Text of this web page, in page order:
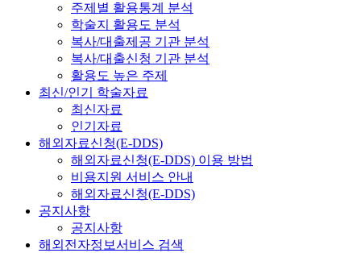
주제별 활용통계 분석
학술지 활용도 분석
복사/대출제공 기관 분석
복사/대출신청 기관 분석
활용도 높은 주제
최신/인기 학술자료
최신자료
인기자료
해외자료신청(E-DDS)
해외자료신청(E-DDS) 이용 방법
비용지원 서비스 안내
해외자료신청(E-DDS)
공지사항
공지사항
해외전자정보서비스 검색